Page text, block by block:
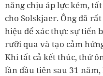
năng chịu áp lực kém,
cho Solskjaer. Ông đã
hiệu để xác thực sự tiến
rưỡi qua và tạo cảm
Khi tất cả kết thúc, thứ
lần đầu tiên sau 31